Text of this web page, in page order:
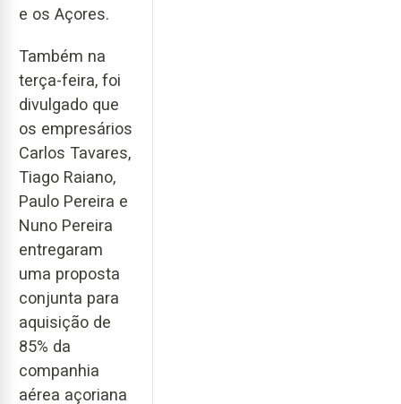
e os Açores.
Também na
terça-feira, foi
divulgado que
os empresários
Carlos Tavares,
Tiago Raiano,
Paulo Pereira e
Nuno Pereira
entregaram
uma proposta
conjunta para
aquisição de
85% da
companhia
aérea açoriana